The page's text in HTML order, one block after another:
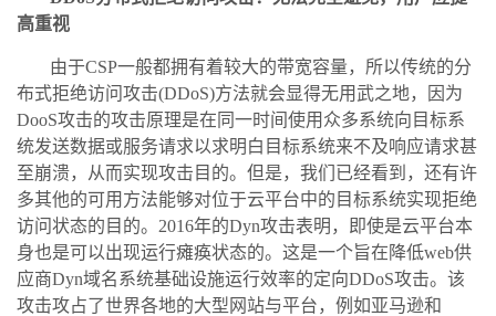
高重视
由于CSP一般都拥有着较大的带宽容量，所以传统的分
布式拒绝访问攻击(DDoS)方法就会显得无用武之地，因为
DooS攻击的攻击原理是在同一时间使用众多系统向目标系
统发送数据或服务请求以求明白目标系统来不及响应请求甚
至崩溃，从而实现攻击目的。但是，我们已经看到，还有许
多其他的可用方法能够对位于云平台中的目标系统实现拒绝
访问状态的目的。2016年的Dyn攻击表明，即使是云平台本
身也是可以出现运行瘫痪状态的。这是一个旨在降低web供
应商Dyn域名系统基础设施运行效率的定向DDoS攻击。该
攻击攻占了世界各地的大型网站与平台，例如亚马逊和